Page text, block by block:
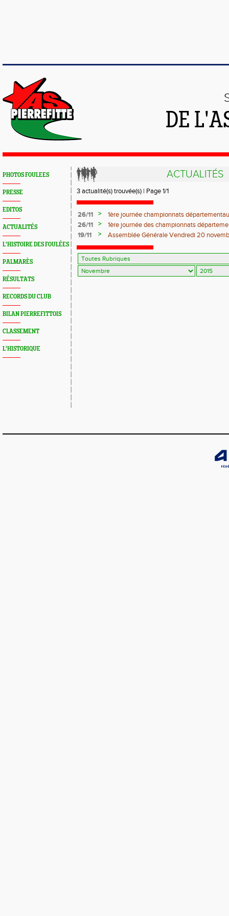
DE
PHOTOS FOULEES
PRESSE
EDITOS
ACTUALITÉS
L'HISTOIRE DES FOULÉES
PALMARÈS
RÉSULTATS
RECORDS DU CLUB
BILAN PIERREFITTOIS
CLASSEMENT
L'HISTORIQUE
ACTUALITÉS
3 actualité(s) trouvée(s) | Page 1/1
26/11 >
1ère journée championnats
26/11
>
1ère journée des championnats
novembre 2015
19/11 > Assemblée Générale Vendredi 20